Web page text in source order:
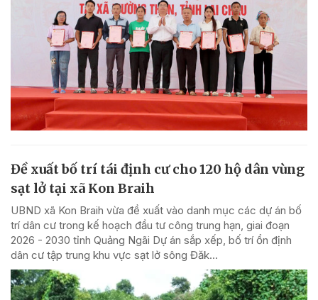
Đề xuất bố trí tái định cư cho 120 hộ dân vùng
sạt lở tại xã Kon Braih
UBND xã Kon Braih vừa đề xuất vào danh mục các dự án bố
trí dân cư trong kế hoạch đầu tư công trung hạn, giai đoạn
2026 - 2030 tỉnh Quảng Ngãi Dự án sắp xếp, bố trí ổn định
dân cư tập trung khu vực sạt lở sông Đăk...